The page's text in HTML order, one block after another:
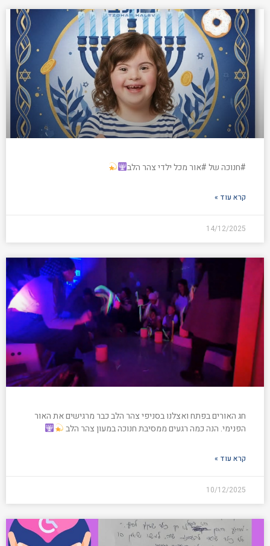
#חנוכה של #אור מכל ילדי צהר הלב
קרא עוד »
14/12/2025
חג האורים בפתח ואצלנו בסניפי צהר הלב כבר מרגישים את האור
הפנימי. הנה כמה רגעים ממסיבת חנוכה במעון צהר הלב
קרא עוד »
10/12/2025